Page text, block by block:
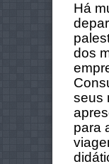
Há
dos
seus
para